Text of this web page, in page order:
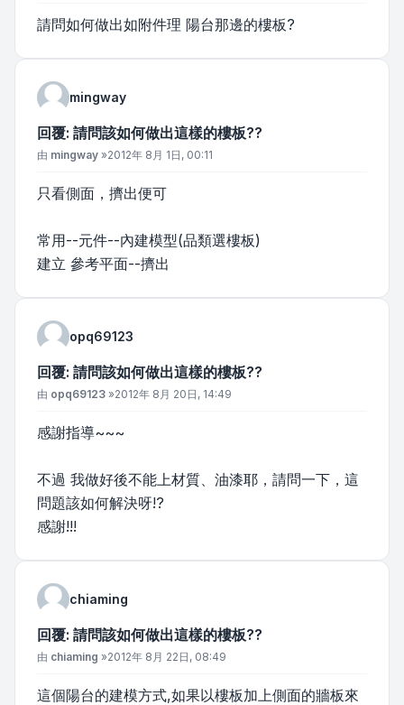
請問如何做出如附件理 陽台那邊的樓板?
mingway
回覆: 請問該如何做出這樣的樓板??
文章
由 mingway »2012年 8月 1日, 00:11
只看側面，擠出便可
常用--元件--內建模型(品類選樓板)
建立 參考平面--擠出
opq69123
回覆: 請問該如何做出這樣的樓板??
文章
由 opq69123 »2012年 8月 20日, 14:49
感謝指導~~~
不過 我做好後不能上材質、油漆耶，請問一下，這
問題該如何解決呀!?
感謝!!!
chiaming
回覆: 請問該如何做出這樣的樓板??
文章
由 chiaming »2012年 8月 22日, 08:49
這個陽台的建模方式,如果以樓板加上側面的牆板來